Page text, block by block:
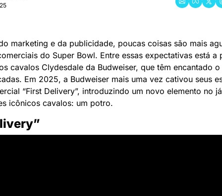
marketing e da publicidade, poucas coisas são mais
do Super Bowl. Entre essas expectativas está a
cavalos Clydesdale da Budweiser, que têm encantado
Em 2025, a Budweiser mais uma vez cativou seus
“First Delivery”, introduzindo um novo elemento no
icônicos cavalos: um potro.